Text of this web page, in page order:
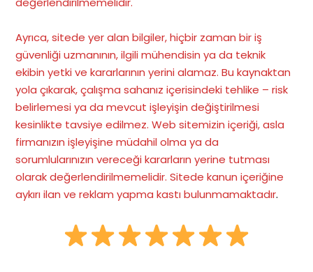
Ayrıca, sitede yer alan bilgiler, hiçbir zaman bir iş
güvenliği uzmanının, ilgili mühendisin ya da teknik
ekibin yetki ve kararlarının yerini alamaz. Bu kaynaktan
yola çıkarak, çalışma sahanız içerisindeki tehlike – risk
belirlemesi ya da mevcut işleyişin değiştirilmesi
kesinlikte tavsiye edilmez. Web sitemizin içeriği, asla
firmanızın işleyişine müdahil olma ya da
sorumlularınızın vereceği kararların yerine tutması
olarak değerlendirilmemelidir. Sitede kanun içeriğine
aykırı ilan ve reklam yapma kastı bulunmamaktadır.